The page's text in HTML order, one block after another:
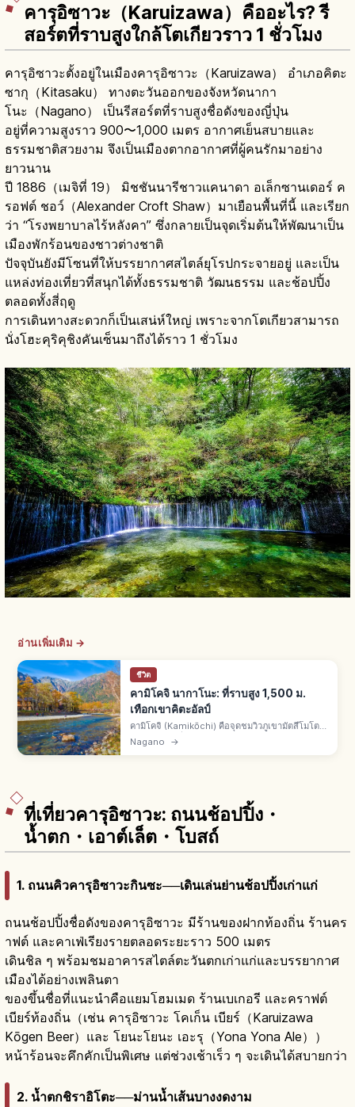
คารุอิซาวะ（Karuizawa）คืออะไร? รี
สอร์ตที่ราบสูงใกล้โตเกียวราว 1 ชั่วโมง
คารุอิซาวะตั้งอยู่ในเมืองคารุอิซาวะ（Karuizawa） อำเภอคิตะ
ซากุ（Kitasaku） ทางตะวันออกของจังหวัดนากา
โนะ（Nagano） เป็นรีสอร์ตที่ราบสูงชื่อดังของญี่ปุ่น
อยู่ที่ความสูงราว 900〜1,000 เมตร อากาศเย็นสบายและ
ธรรมชาติสวยงาม จึงเป็นเมืองตากอากาศที่ผู้คนรักมาอย่าง
ยาวนาน
ปี 1886（เมจิที่ 19） มิชชันนารีชาวแคนาดา อเล็กซานเดอร์ ค
รอฟต์ ชอว์（Alexander Croft Shaw）มาเยือนพื้นที่นี้ และเรียก
ว่า “โรงพยาบาลไร้หลังคา” ซึ่งกลายเป็นจุดเริ่มต้นให้พัฒนาเป็น
เมืองพักร้อนของชาวต่างชาติ
ปัจจุบันยังมีโซนที่ให้บรรยากาศสไตล์ยุโรปกระจายอยู่ และเป็น
แหล่งท่องเที่ยวที่สนุกได้ทั้งธรรมชาติ วัฒนธรรม และช้อปปิ้ง
ตลอดทั้งสี่ฤดู
การเดินทางสะดวกก็เป็นเสน่ห์ใหญ่ เพราะจากโตเกียวสามารถ
นั่งโฮะคุริคุชิงคันเซ็นมาถึงได้ราว 1 ชั่วโมง
อ่านเพิ่มเติม →
ชีวิต
คามิโคจิ นากาโนะ: ที่ราบสูง 1,500 ม.
เทือกเขาคิตะอัลป์
คามิโคจิ (Kamikōchi) คือจุดชมวิวภูเขามัตสึโมโตะ
จ.นากาโนะ ที่ราบสูงราว 1,500 ม. เทือกเขาคิตะอัลป์
แม่น้ำอะซูซะใส อุทยานชูบุซังกาคุ ทัศนียภาพและ
Nagano →
ที่เที่ยวคารุอิซาวะ: ถนนช้อปปิ้ง・
น้ำตก・เอาต์เล็ต・โบสถ์
1. ถนนคิวคารุอิซาวะกินซะ──เดินเล่นย่านช้อปปิ้งเก่าแก่
ถนนช้อปปิ้งชื่อดังของคารุอิซาวะ มีร้านของฝากท้องถิ่น ร้านคร
าฟต์ และคาเฟ่เรียงรายตลอดระยะราว 500 เมตร
เดินชิล ๆ พร้อมชมอาคารสไตล์ตะวันตกเก่าแก่และบรรยากาศ
เมืองได้อย่างเพลินตา
ของขึ้นชื่อที่แนะนำคือแยมโฮมเมด ร้านเบเกอรี และคราฟต์
เบียร์ท้องถิ่น（เช่น คารุอิซาวะ โคเก็น เบียร์（Karuizawa
Kōgen Beer）และ โยนะโยนะ เอะรุ（Yona Yona Ale））
หน้าร้อนจะคึกคักเป็นพิเศษ แต่ช่วงเช้าเร็ว ๆ จะเดินได้สบายกว่า
2. น้ำตกชิราอิโตะ──ม่านน้ำเส้นบางงดงาม